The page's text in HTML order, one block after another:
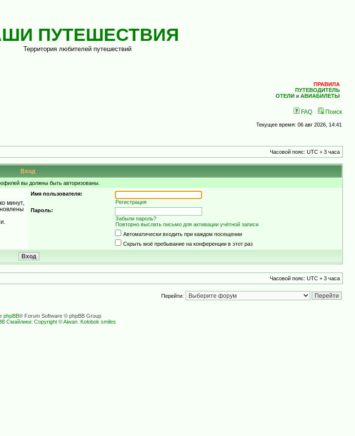
ПУТЕШЕСТВИЯ
Территория любителей путешествий
ПРАВИЛА
ПУТЕВОДИТЕЛЬ
ОТЕЛИ и АВИАБИЛЕТЫ
FAQ Поиск
Текущее время: 06 авг 2026, 14:41
Часовой пояс: UTC + 3 часа
Вход
вы должны быть авторизованы.
минут,
Имя пользователя:
Регистрация
Пароль:
Забыли пароль?
Повторно выслать письмо для активации учётной записи
Автоматически входить при каждом посещении
Скрыть моё пребывание на конференции в этот раз
Часовой пояс: UTC + 3 часа
Перейти:
phpBB® Forum Software © phpBB Group
Смайлики: Copyright © Aiwan. Kolobok smiles